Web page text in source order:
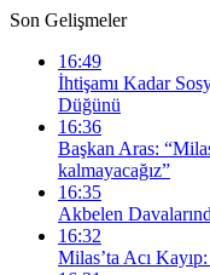
Son Gelişmeler
16:49
İhtişamı Kadar
Düğünü
16:36
Başkan Aras:
kalmayacağız”
16:35
Akbelen
16:32
Milas’ta Acı